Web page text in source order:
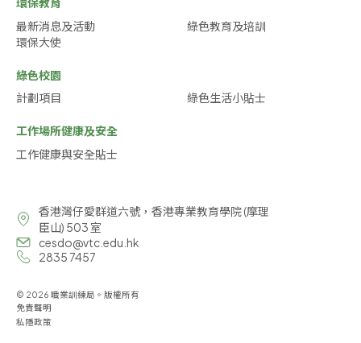
最新消息及活動
綠色教育及培訓
環保大使
綠色校園
計劃項目
綠色生活小貼士
工作場所健康及安全
工作健康與安全貼士
香港灣仔愛群道六號，香港專業教育學院 (摩理
臣山) 503 室
cesdo@vtc.edu.hk
2835 7457
© 2026 職業訓練局。版權所有
免責聲明
私隱政策